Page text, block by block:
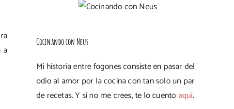
a
Cocinando con Neus
Mi historia entre fogones consiste en pasar del
odio al amor por la cocina con tan solo un par
de recetas. Y si no me crees, te lo cuentoaquí.